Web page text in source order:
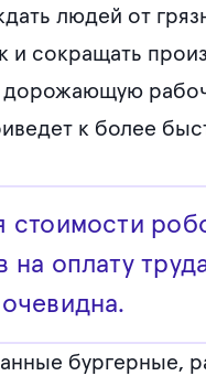
людей от
и сокращать
дорожающую
к более
на оплату
бургерные,